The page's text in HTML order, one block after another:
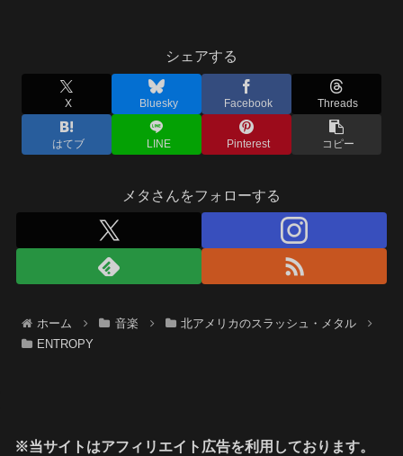
シェアする
X Bluesky Facebook Threads
はてブ LINE Pinterest コピー
メタさんをフォローする
ホーム 音楽
北アメリカのスラッシュ・メタル
ENTROPY
※当サイトはアフィリエイト広告を利用しております。